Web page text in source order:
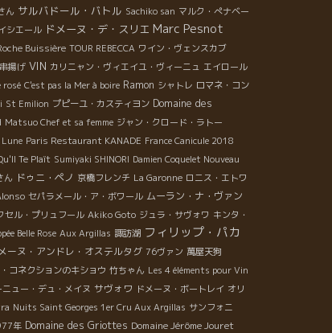
ん サルバドール・バトル Sachiko san マルク・ぺナベー
シエール ドメーヌ・デ・スリエ Marc Pesnot
Buissière TOUR REBECCA ワイン・ヴェンスカブ
串揚げ VIN カリニャン・ヴィエイユ・ヴィーニュ エイロール
rosé C'est pas la Mer à boire Ramon シャトレ ロマネ・コン
St Emilion プピーユ・カスティヨン Domaine des
Matsuo Chef et sa femme ジャン・クロード・ラトー
Lune Paris Restaurant KANADE France Canicule 2018
Te Plaît Sumiyaki SHINORI Damien Coquelet Nouveau
ん ドゥニ・ペノ 京橋フレンチ La Garonne ロニス・エトワ
セパラメール・ア・ボワール ムーラン・ナ・ヴァン
セル・プリュフール Akiko Goto ジュラ・サヴォワ キンタ・
Belle Rose Aux Argillas 諏訪湖 フィリップ・パカ
ーヌ・アンドレ・オステルタグ 76ヴァン 萬屋天狗
コネクションのキショウ 竹ちゃん Les 4 éléments pour Vin
ュー・デュ・メイヌ サヴォワ ドメーヌ・ボートレイ オリ
Nuits Saint Georges 1er Cru Aux Argillas サンフォニ
年 Domaine des Griottes Domaine Jérôme Jouret